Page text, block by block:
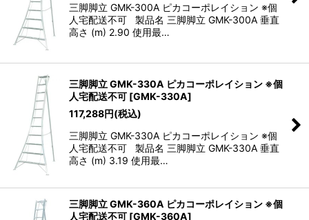
三脚脚立 GMK-300A ピカコーポレイション ※個
人宅配送不可 製品名 三脚脚立 GMK-300A 垂直
高さ (m) 2.90 使用最…
三脚脚立 GMK-330A ピカコーポレイション ※個
人宅配送不可 [GMK-330A]
117,288円(税込)
三脚脚立 GMK-330A ピカコーポレイション ※個
人宅配送不可 製品名 三脚脚立 GMK-330A 垂直
高さ (m) 3.19 使用最…
三脚脚立 GMK-360A ピカコーポレイション ※個
人宅配送不可 [GMK-360A]